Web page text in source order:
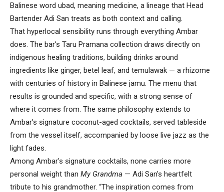
Balinese word ubad, meaning medicine, a lineage that Head
Bartender Adi San treats as both context and calling.
That hyperlocal sensibility runs through everything Ambar
does. The bar's Taru Pramana collection draws directly on
indigenous healing traditions, building drinks around
ingredients like ginger, betel leaf, and temulawak — a rhizome
with centuries of history in Balinese jamu. The menu that
results is grounded and specific, with a strong sense of
where it comes from. The same philosophy extends to
Ambar's signature coconut-aged cocktails, served tableside
from the vessel itself, accompanied by loose live jazz as the
light fades.
Among Ambar's signature cocktails, none carries more
personal weight than My Grandma — Adi San's heartfelt
tribute to his grandmother. “The inspiration comes from